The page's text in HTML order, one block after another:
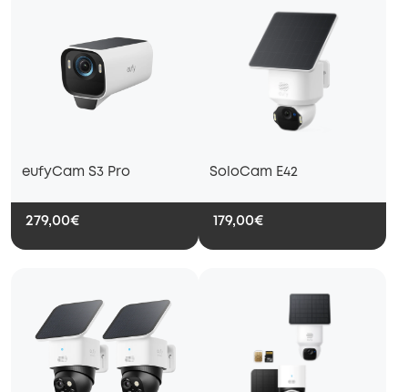
eufyCam S3 Pro
279,00€
SoloCam E42
179,00€